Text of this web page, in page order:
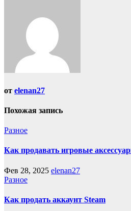
от elenan27
Похожая запись
Разное
Как продавать игровые
Фев 28, 2025 elenan27
Разное
Как продать аккаунт Steam